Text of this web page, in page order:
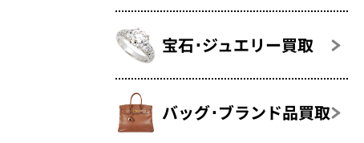
宝石･ジュエリー買取
バッグ･ブランド品買取